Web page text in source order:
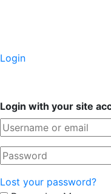
Login
Login with your site
Lost your password?